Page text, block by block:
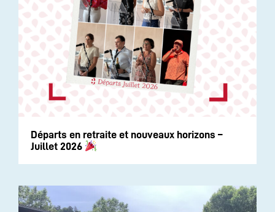
Départs en retraite et nouveaux horizons –
Juillet 2026